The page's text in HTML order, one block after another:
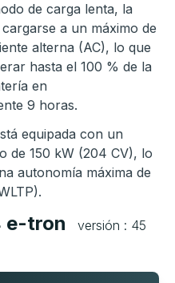
de carga lenta, la
a un máximo de
alterna (AC), lo que
hasta el 100 % de la
en
9 horas.
equipada con un
de 150 kW (204 CV), lo
autonomía máxima de
e-tron
versión : 45